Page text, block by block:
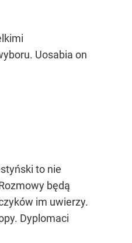
Uosabia on
to nie
będą
im uwierzy.
Dyplomaci